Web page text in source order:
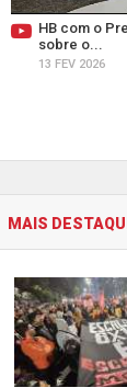
HB com o
sobre o...
13 FEV 2026
MAIS